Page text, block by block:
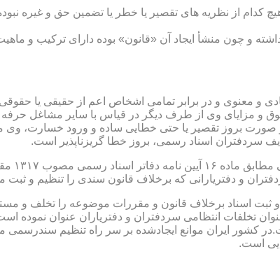
از نظریه های تقصیر یا خطر یا تضمین حق و غیره
و چون منشأ ایجاد آن «قانون» بوده دارای ترکیب و
و معنوی و در برابر تمامی اشخاص اعم از حقیقی یا
و مزایای وی از طرف دیگر در قیاس با سایر مشاغل حرفه
بروز تقصیر یا حتی خطایی ساده و ورود خسارت، وی
سردفتران اسناد رسمی، بروز خطا گریزناپذیر است.
و دفتریارانی که برخلاف قانون سندی را تنظیم و
تخلفات انتظامی سردفتران و دفتریاران عنوان نموده
کشور ایران موانع ایجادشده بر سر راه تنظیم
است.